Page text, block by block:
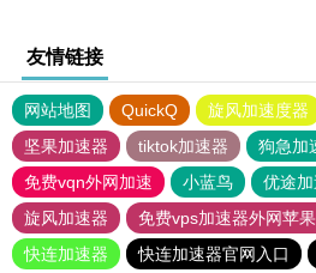
友情链接
网站地图 QuickQ 旋风加速度器
坚果加速器
tiktok加速器
狗急加
免费vqn外网加速
小蓝鸟 优途
旋风加速器
免费vps加速器外网苹
快连加速器
快连加速器官网入口